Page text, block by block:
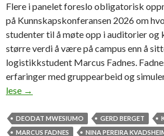
Flere i panelet foreslo obligatorisk
på Kunnskapskonferansen 2026 om
studenter til å møte opp i auditorier og
større verdi å være på campus enn å
logistikkstudent Marcus Fadnes.
erfaringer med gruppearbeid og
lese —
e
t
→
DEODAT MWESIUMO GERD BERGET
MARCUS FADNES
NINA PEREIRA